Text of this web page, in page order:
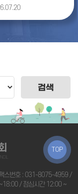
검색
TOP
스번호 : 031-8075-4959 /
/ 점심시간 12:00 ~